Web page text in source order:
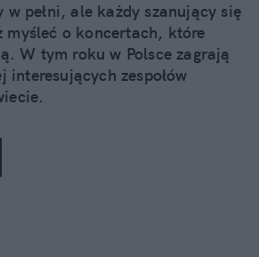
w pełni, ale każdy szanujący się
myśleć o koncertach, które
W tym roku w Polsce zagrają
interesujących zespołów